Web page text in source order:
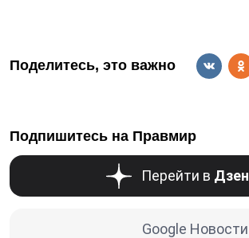
Поделитесь, это важно
Подпишитесь на Правмир
Перейти в Дзен
Google Новости